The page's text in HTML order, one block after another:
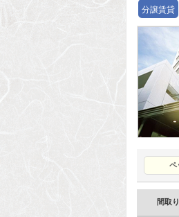
分譲賃貸
ペ
間取